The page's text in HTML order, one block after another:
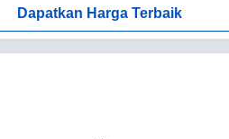
Dapatkan Harga Terbaik